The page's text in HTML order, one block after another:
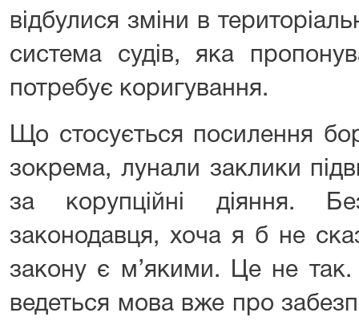
відбулися зміни в
система судів, яка
потребує коригування.
Що стосується посилення
зокрема, лунали заклики
за корупційні діяння.
законодавця, хоча я б не
закону є м’якими. Це не так.
ведеться мова вже про